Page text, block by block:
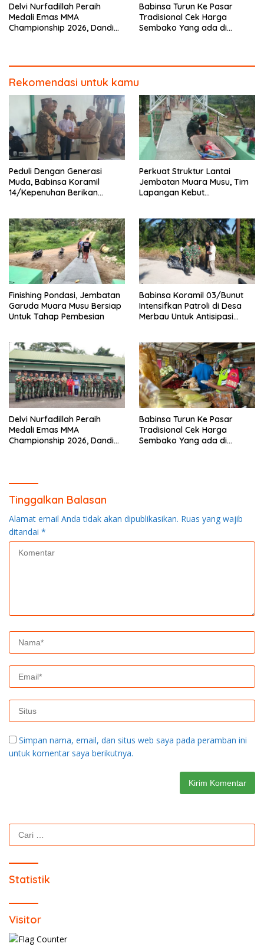
Delvi Nurfadillah Peraih
Medali Emas MMA
Championship 2026, Dandim
Babinsa Turun Ke Pasar
Tradisional Cek Harga
Sembako Yang ada di
Rekomendasi untuk kamu
Peduli Dengan Generasi
Muda, Babinsa Koramil
14/Kepenuhan Berikan
Perkuat Struktur Lantai
Jembatan Muara Musu, Tim
Lapangan Kebut
Finishing Pondasi, Jembatan
Garuda Muara Musu Bersiap
Untuk Tahap Pembesian
Babinsa Koramil 03/Bunut
Intensifkan Patroli di Desa
Merbau Untuk Antisipasi
Delvi Nurfadillah Peraih
Medali Emas MMA
Championship 2026, Dandim
Babinsa Turun Ke Pasar
Tradisional Cek Harga
Sembako Yang ada di
Tinggalkan Balasan
Alamat email Anda tidak akan dipublikasikan. Ruas yang wajib
ditandai *
Simpan nama, email, dan situs web saya pada peramban ini
untuk komentar saya berikutnya.
Cari
untuk:
Statistik
Visitor